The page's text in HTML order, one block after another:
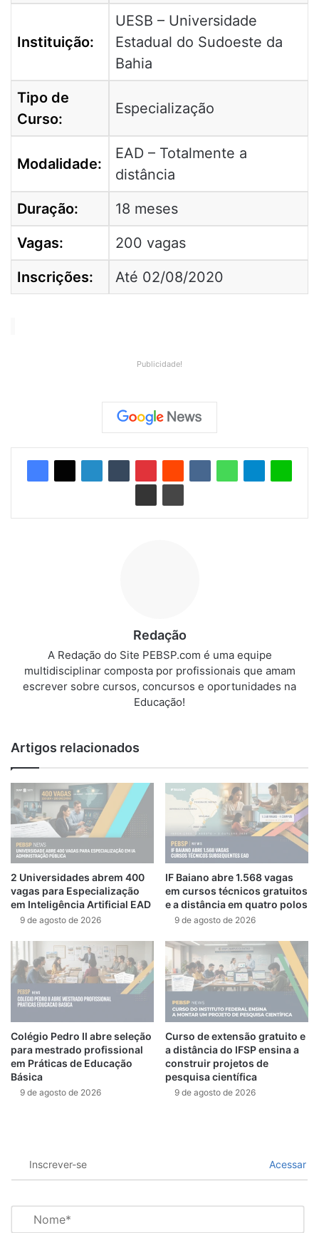
Instituição:
UESB – Universidade
Estadual do Sudoeste da
Bahia
Tipo de
Curso:
Especialização
Modalidade:
EAD – Totalmente a
distância
Duração:
18 meses
Vagas:
200 vagas
Inscrições:
Até 02/08/2020
Publicidade!
Redação
A Redação do Site PEBSP.com é uma equipe
multidisciplinar composta por profissionais que amam
escrever sobre cursos, concursos e oportunidades na
Educação!
Artigos relacionados
2 Universidades abrem 400
vagas para Especialização
em Inteligência Artificial EAD
9 de agosto de 2026
IF Baiano abre 1.568 vagas
em cursos técnicos gratuitos
e a distância em quatro polos
9 de agosto de 2026
Colégio Pedro II abre seleção
para mestrado profissional
em Práticas de Educação
Básica
9 de agosto de 2026
Curso de extensão gratuito e
a distância do IFSP ensina a
construir projetos de
pesquisa científica
9 de agosto de 2026
Inscrever-se Acessar